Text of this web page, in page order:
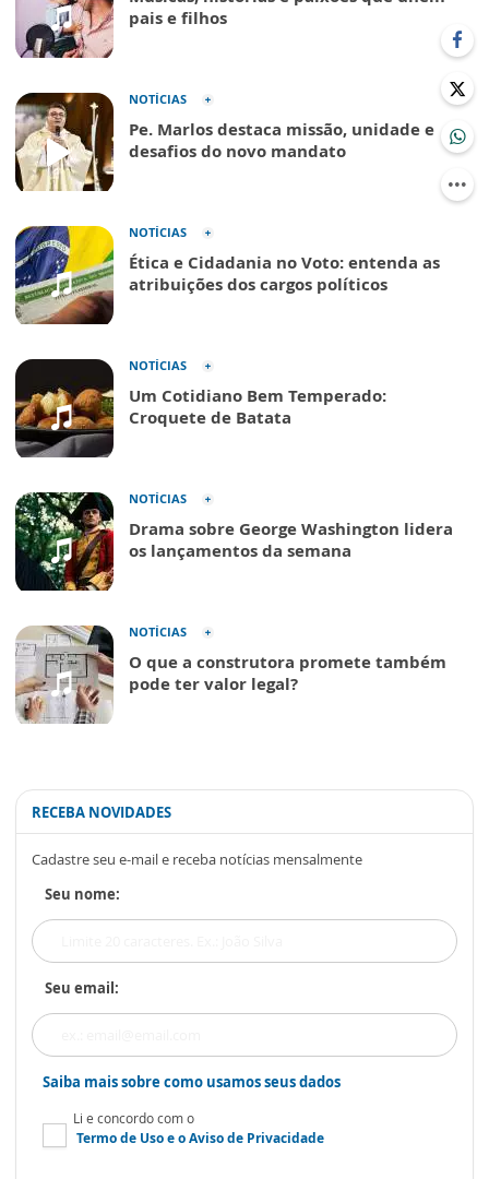
pais e filhos
NOTÍCIAS
Pe. Marlos destaca missão, unidade e
desafios do novo mandato
NOTÍCIAS
Ética e Cidadania no Voto: entenda as
atribuições dos cargos políticos
NOTÍCIAS
Um Cotidiano Bem Temperado:
Croquete de Batata
NOTÍCIAS
Drama sobre George Washington lidera
os lançamentos da semana
NOTÍCIAS
O que a construtora promete também
pode ter valor legal?
RECEBA NOVIDADES
Cadastre seu e-mail e receba notícias mensalmente
Seu nome:
Seu email:
Saiba mais sobre como usamos seus dados
Li e concordo com o
Termo de Usoe oAviso de Privacidade